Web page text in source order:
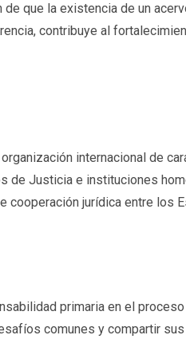
que la existencia de un
contribuye al
internacional de
de Justicia e instituciones
cooperación jurídica entre los
primaria en el
comunes y compartir